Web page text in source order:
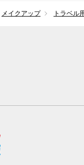
メイクアップ トラベル